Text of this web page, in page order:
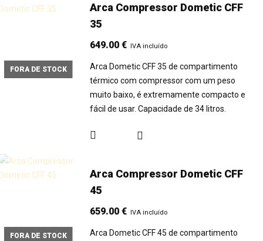
FORA DE STOCK
Arca Compressor Dometic CFF
35
649.00€ IVA incluído
Arca Dometic CFF 35 de compartimento
térmico com compressor com um peso
muito baixo, é extremamente compacto e
fácil de usar. Capacidade de 34 litros.
FORA DE STOCK
Arca Compressor Dometic CFF
45
659.00€ IVA incluído
Arca Dometic CFF 45 de compartimento